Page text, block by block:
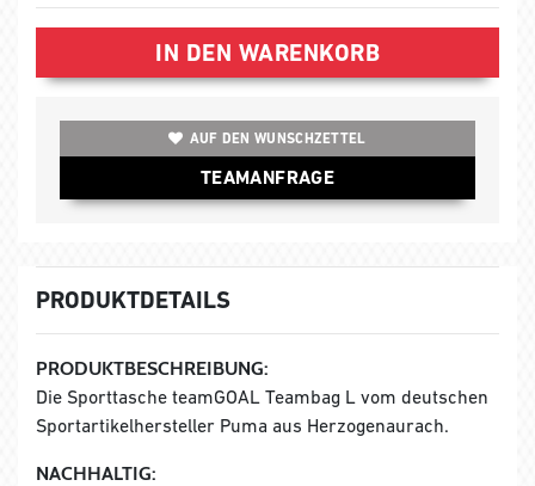
IN DEN WARENKORB
AUF DEN WUNSCHZETTEL
TEAMANFRAGE
PRODUKTDETAILS
PRODUKTBESCHREIBUNG:
Die Sporttasche teamGOAL Teambag L vom deutschen
Sportartikelhersteller Puma aus Herzogenaurach.
NACHHALTIG: